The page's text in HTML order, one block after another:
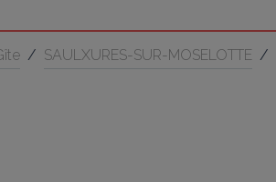
/ SAULXURES-SUR-MOSELOTTE /